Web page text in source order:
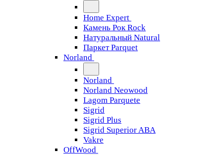
Home Expert
Камень Рок Rock
Натуральный Natural
Паркет Parquet
Norland
Norland
Norland Neowood
Lagom Parquete
Sigrid
Sigrid Plus
Sigrid Superior ABA
Vakre
OffWood